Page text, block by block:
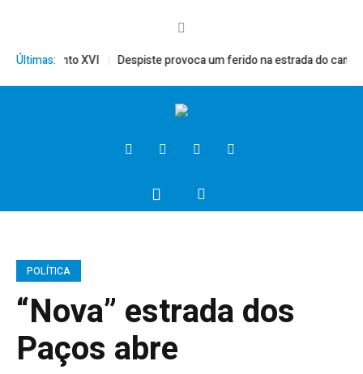
Últimas:
Bento XVI Despiste provoca um ferido na estrada do campo
POLÍTICA
“Nova” estrada dos
Paços abre